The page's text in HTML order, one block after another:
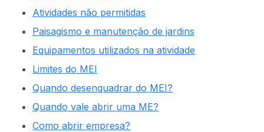
Atividades não permitidas
Paisagismo e manutenção de jardins
Equipamentos utilizados na atividade
Limites do MEI
Quando desenquadrar do MEI?
Quando vale abrir uma ME?
Como abrir empresa?